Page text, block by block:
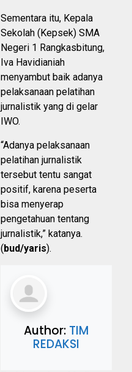
Sementara itu, Kepala
Sekolah (Kepsek) SMA
Negeri 1 Rangkasbitung,
Iva Havidianiah
menyambut baik adanya
pelaksanaan pelatihan
jurnalistik yang di gelar
IWO.
“Adanya pelaksanaan
pelatihan jurnalistik
tersebut tentu sangat
positif, karena peserta
bisa menyerap
pengetahuan tentang
jurnalistik,” katanya.
(bud/yaris).
Author: TIM
REDAKSI